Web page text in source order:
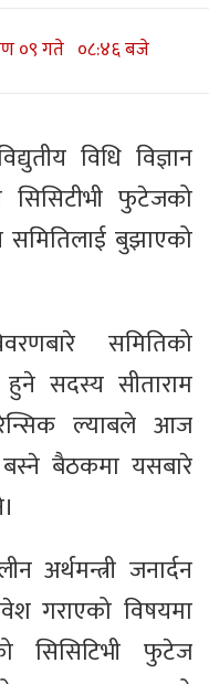
०९ गते ०८:४६ बजे
विधि विज्ञान
सिसिटीभी फुटेजको
बुझाएको
समितिको
सदस्य सीताराम
ल्याबले आज
बैठकमा यसबारे
अर्थमन्त्री जनार्दन
गराएको विषयमा
सिसिटिभी फुटेज